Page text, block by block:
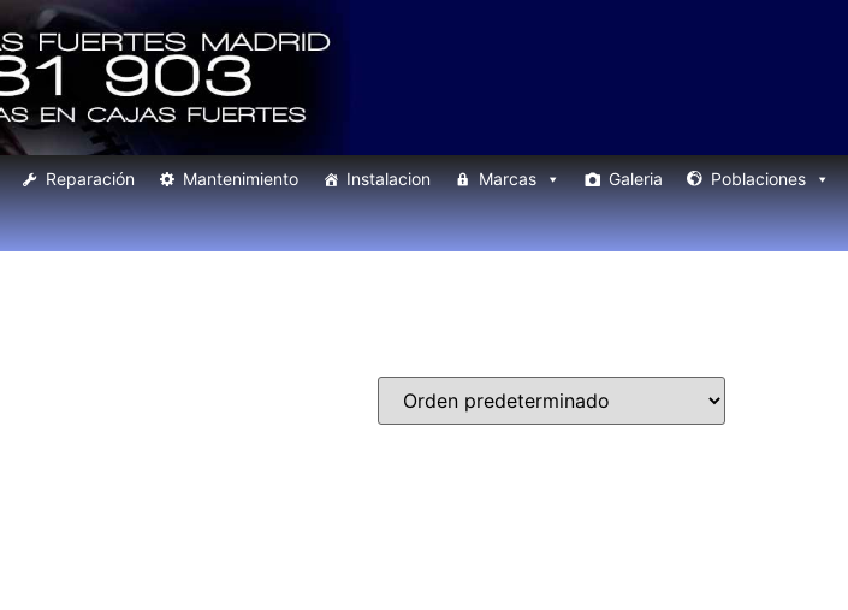
Reparación Mantenimiento Instalacion Marcas Galeria Poblaciones